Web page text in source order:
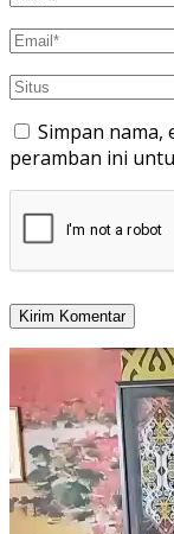
Simpan nama,
peramban ini